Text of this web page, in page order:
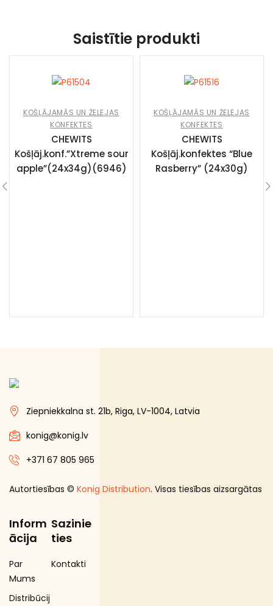
Saistītie produkti
KOŠĻĀJAMĀS UN ŽELEJAS
KONFEKTES
CHEWITS
Košļāj.konf.”Xtreme sour
apple”(24x34g)(6946)
KOŠĻĀJAMĀS UN ŽELEJAS
KONFEKTES
CHEWITS
Košļāj.konfektes “Blue
Rasberry” (24x30g)
Ziepniekkalna st. 21b, Riga, LV-1004, Latvia
konig@konig.lv
+371 67 805 965
Autortiesības © Konig Distribution. Visas tiesības aizsargātas
Inform
ācija
Par
Mums
Distribūcij
Sazinie
ties
Kontakti